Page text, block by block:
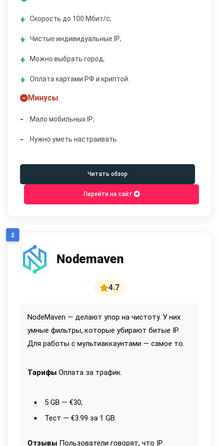
Скорость до 100 Мбит/с;
Чистые индивидуальные IP;
Можно выбрать город;
Оплата картами РФ и криптой.
Минусы
Мало мобильных IP;
Нужно уметь настраивать.
Читать обзор
Перейти на сайт
2
Nodemaven
4.7
NodeMaven — делают упор на чистоту. У них
умные фильтры, которые убирают битые IP.
Для работы с мультиаккаунтами — самое то.
Тарифы Оплата за трафик.
5 GB — €30;
Тест — €3.99 за 1 GB.
Отзывы Пользователи говорят, что IP